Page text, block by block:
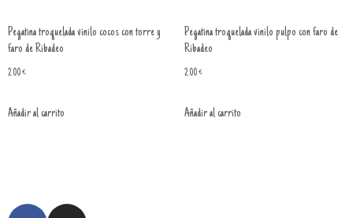
Pegatina troquelada vinilo cocos con torre y
faro de Ribadeo
2.00€
Añadir al carrito
Pegatina troquelada vinilo pulpo con faro de
Ribadeo
2.00€
Añadir al carrito